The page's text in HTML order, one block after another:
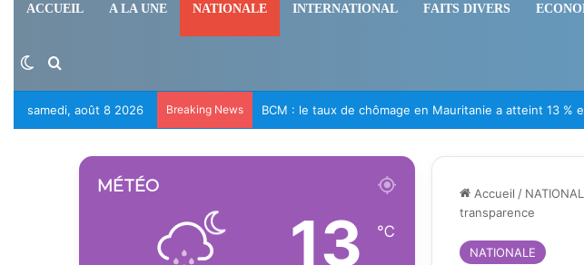
ACCUEIL A LA UNE NATIONALE INTERNATIONAL FAITS DIVERS
Switch skin
Rechercher
samedi, août 8 2026 Breaking News Le RFD appelle à la libération des Mauritaniens détenus
Accueil /
transparence
NATIONALE
MÉTÉO
13 ℃